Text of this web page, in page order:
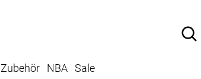
Zubehör NBA Sale